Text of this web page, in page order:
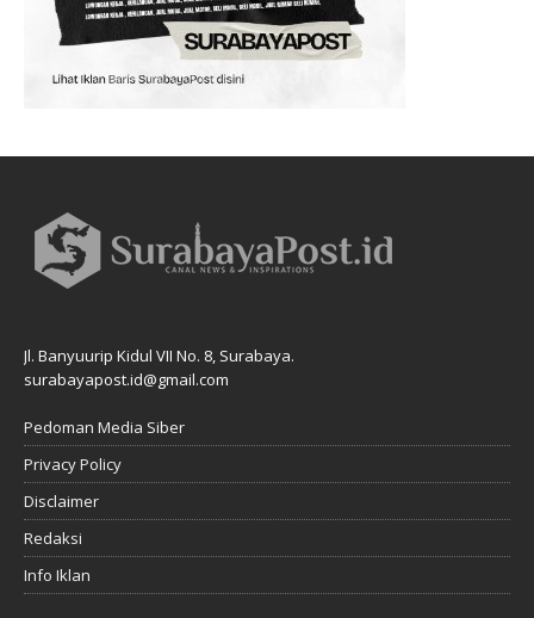
Jl. Banyuurip Kidul VII No. 8, Surabaya.
surabayapost.id@gmail.com
Pedoman Media Siber
Privacy Policy
Disclaimer
Redaksi
Info Iklan